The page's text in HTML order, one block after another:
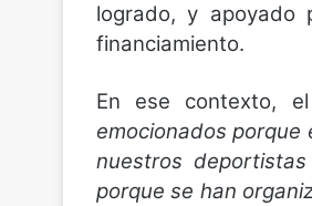
logrado, y apoyado
financiamiento.
En ese contexto,
emocionados porque
nuestros
porque se han